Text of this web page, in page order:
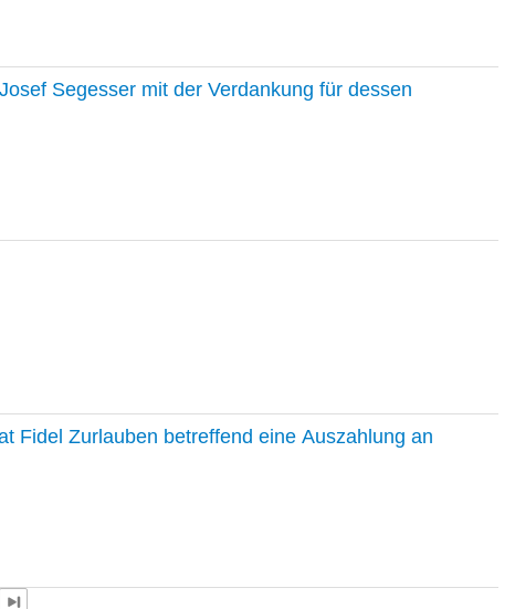
Segesser mit der Verdankung für dessen
Fidel Zurlauben betreffend eine Auszahlung an